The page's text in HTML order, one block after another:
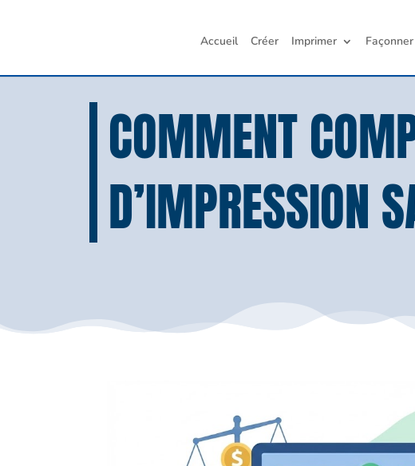
Accueil Créer Imprimer Façonner
COMMENT
D’IMPRESSION